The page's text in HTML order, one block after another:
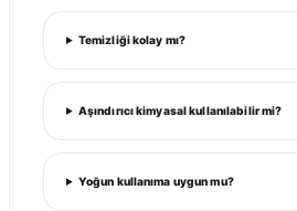
Temizliği kolay mı?
Aşındırıcı kimyasal kullanılabilir mi?
Yoğun kullanıma uygun mu?